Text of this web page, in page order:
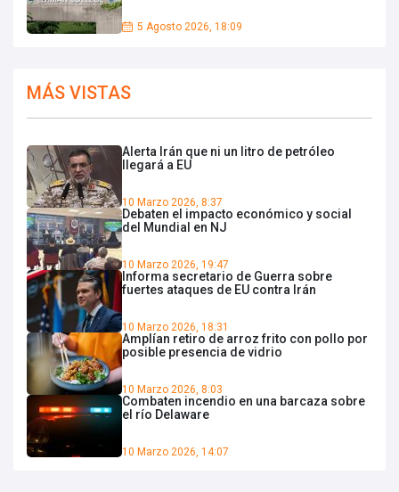
5 Agosto 2026, 18:09
MÁS VISTAS
Alerta Irán que ni un litro de petróleo
llegará a EU
10 Marzo 2026, 8:37
Debaten el impacto económico y social
del Mundial en NJ
10 Marzo 2026, 19:47
Informa secretario de Guerra sobre
fuertes ataques de EU contra Irán
10 Marzo 2026, 18:31
Amplían retiro de arroz frito con pollo por
posible presencia de vidrio
10 Marzo 2026, 8:03
Combaten incendio en una barcaza sobre
el río Delaware
10 Marzo 2026, 14:07